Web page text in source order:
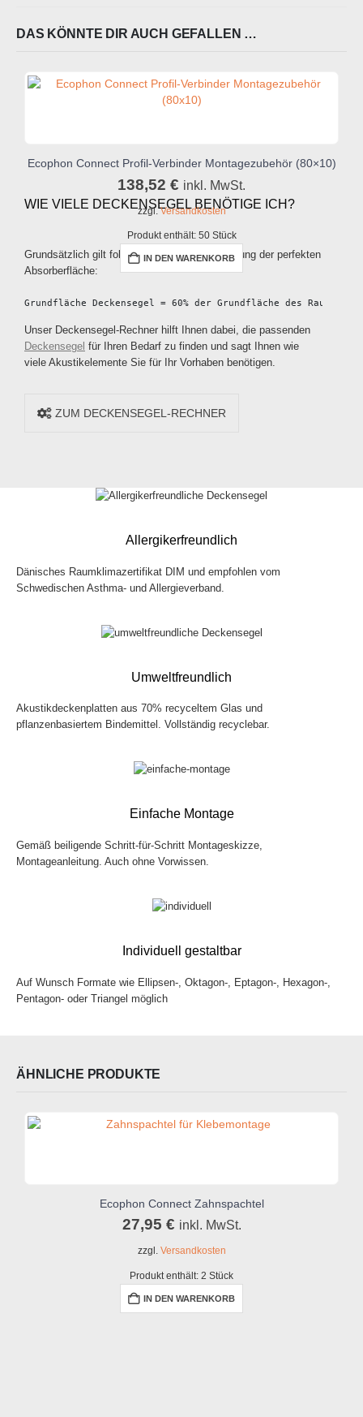
DAS KÖNNTE DIR AUCH GEFALLEN …
Ecophon Connect Profil-Verbinder Montagezubehör (80×10)
138,52 € inkl. MwSt.
zzgl.Versandkosten
Produkt enthält: 50 Stück
IN DEN WARENKORB
WIE VIELE DECKENSEGEL BENÖTIGE ICH?
Grundsätzlich gilt folgend Formel zur Berechnung der perfekten
Absorberfläche:
Grundfläche Deckensegel = 60% der Grundfläche des Raumes
Unser Deckensegel-Rechner hilft Ihnen dabei, die passenden
Deckensegel für Ihren Bedarf zu finden und sagt Ihnen wie
viele Akustikelemente Sie für Ihr Vorhaben benötigen.
ZUM DECKENSEGEL-RECHNER
Allergikerfreundlich
Dänisches Raumklimazertifikat DIM und empfohlen vom
Schwedischen Asthma- und Allergieverband.
Umweltfreundlich
Akustikdeckenplatten aus 70% recyceltem Glas und
pflanzenbasiertem Bindemittel. Vollständig recyclebar.
Einfache Montage
Gemäß beiligende Schritt-für-Schritt Montageskizze,
Montageanleitung. Auch ohne Vorwissen.
Individuell gestaltbar
Auf Wunsch Formate wie Ellipsen-, Oktagon-, Eptagon-, Hexagon-,
Pentagon- oder Triangel möglich
ÄHNLICHE PRODUKTE
Ecophon Connect Zahnspachtel
27,95 € inkl. MwSt.
zzgl. Versandkosten
Produkt enthält: 2 Stück
IN DEN WARENKORB